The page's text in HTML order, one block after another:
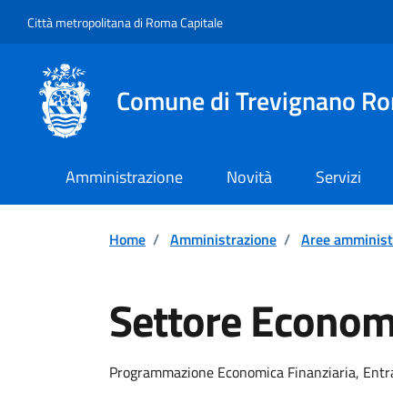
Città metropolitana di Roma Capitale
Comune di Trevignano
Amministrazione Novità Servizi
Home / Amministrazione / Aree
Settore
Programmazione Economica Finanziaria,